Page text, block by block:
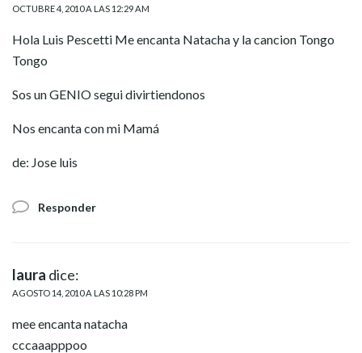
OCTUBRE 4, 2010 A LAS 12:29 AM
Hola Luis Pescetti Me encanta Natacha y la cancion Tongo
Tongo
Sos un GENIO segui divirtiendonos
Nos encanta con mi Mamá
de: Jose luis
Responder
laura dice:
AGOSTO 14, 2010 A LAS 10:28 PM
mee encanta natacha
cccaaapppoo